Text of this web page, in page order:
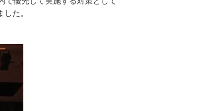
た。